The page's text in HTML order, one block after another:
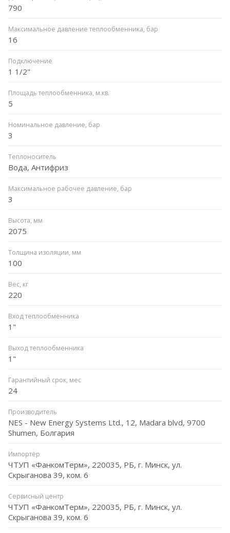
790
Максимальное давление теплообменника, бар
16
Подключение
1 1/2"
Площадь теплообменника, м.кв.
5
Номинальное давление, бар
3
Теплоноситель
Вода, Антифриз
Максимальное рабочее давление, бар
3
Высота, мм
2075
Толщина изоляции, мм
100
Вес, кг
220
Вход теплообменника
1"
Выход теплообменника
1"
Гарантийный срок, мес
24
Производитель
NES - New Energy Systems Ltd., 12, Madara blvd, 9700
Shumen, Болгария
Импортёр
ЧТУП «ФанкомТерм», 220035, РБ, г. Минск, ул.
Скрыганова 39, ком. 6
Сервисный центр
ЧТУП «ФанкомТерм», 220035, РБ, г. Минск, ул.
Скрыганова 39, ком. 6